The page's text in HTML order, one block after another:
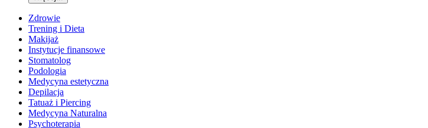
Zdrowie
Trening i Dieta
Makijaż
Instytucje finansowe
Stomatolog
Podologia
Medycyna estetyczna
Depilacja
Tatuaż i Piercing
Medycyna Naturalna
Psychoterapia